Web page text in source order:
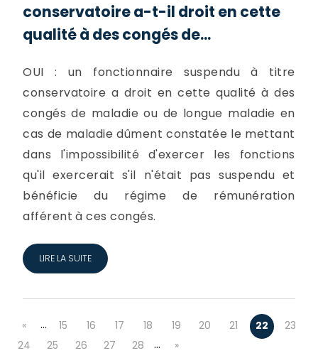
conservatoire a-t-il droit en cette
qualité à des congés de...
OUI : un fonctionnaire suspendu à titre
conservatoire a droit en cette qualité à des
congés de maladie ou de longue maladie en
cas de maladie dûment constatée le mettant
dans l'impossibilité d'exercer les fonctions
qu'il exercerait s'il n'était pas suspendu et
bénéficie du régime de rémunération
afférent à ces congés.
LIRE LA SUITE
« … 15 16 17 18 19 20 21 22
23
24
25 26 27 28 … »